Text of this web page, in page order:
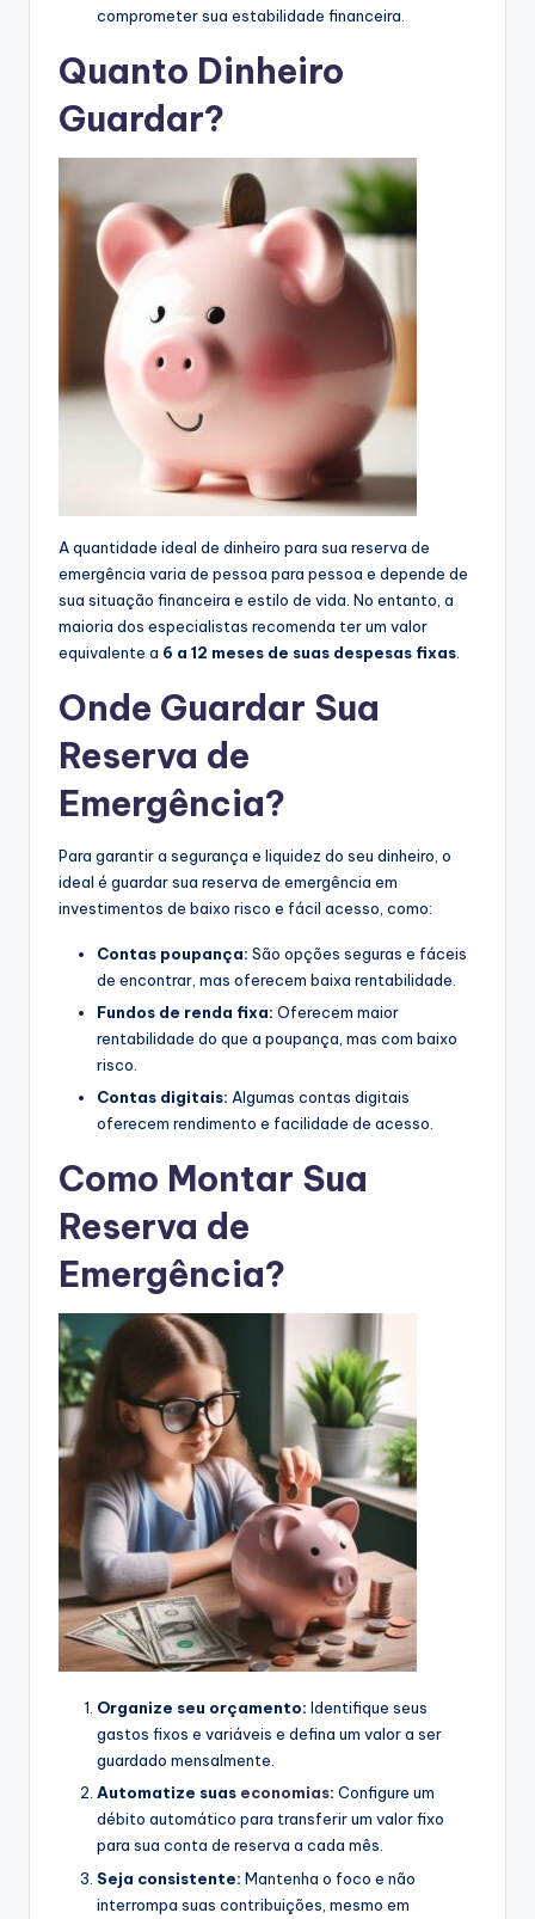
comprometer sua estabilidade financeira.
Quanto Dinheiro
Guardar?
A quantidade ideal de dinheiro para sua reserva de
emergência varia de pessoa para pessoa e depende de
sua situação financeira e estilo de vida. No entanto, a
maioria dos especialistas recomenda ter um valor
equivalente a 6 a 12 meses de suas despesas fixas
Onde Guardar Sua
Reserva de
Emergência?
Para garantir a segurança e liquidez do seu dinheiro, o
ideal é guardar sua reserva de emergência em
investimentos de baixo risco e fácil acesso, como:
Contas poupança: São opções seguras e fáceis
de encontrar, mas oferecem baixa rentabilidade.
Fundos de renda fixa: Oferecem maior
rentabilidade do que a poupança, mas com baixo
risco.
Contas digitais: Algumas contas digitais
oferecem rendimento e facilidade de acesso.
Como Montar Sua
Reserva de
Emergência?
Organize seu orçamento: Identifique seus
gastos fixos e variáveis e defina um valor a ser
guardado mensalmente.
Automatize suas economias: Configure um
débito automático para transferir um valor fixo
para sua conta de reserva a cada mês.
Seja consistente: Mantenha o foco e não
interrompa suas contribuições, mesmo em